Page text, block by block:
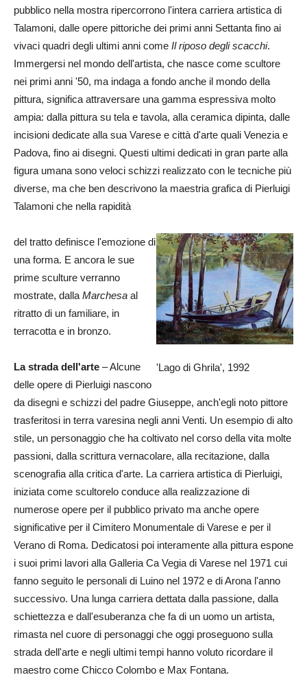
pubblico nella mostra ripercorrono l'intera carriera artistica di
Talamoni, dalle opere pittoriche dei primi anni Settanta fino ai
vivaci quadri degli ultimi anni come Il riposo degli scacchi.
Immergersi nel mondo dell'artista, che nasce come scultore
nei primi anni '50, ma indaga a fondo anche il mondo della
pittura, significa attraversare una gamma espressiva molto
ampia: dalla pittura su tela e tavola, alla ceramica dipinta, dalle
incisioni dedicate alla sua Varese e città d'arte quali Venezia e
Padova, fino ai disegni. Questi ultimi dedicati in gran parte alla
figura umana sono veloci schizzi realizzato con le tecniche più
diverse, ma che ben descrivono la maestria grafica di Pierluigi
Talamoni che nella rapidità
'Lago di Ghrila', 1992
del tratto definisce l'emozione di
una forma. E ancora le sue
prime sculture verranno
mostrate, dalla Marchesa al
ritratto di un familiare, in
terracotta e in bronzo.
La strada dell'arte – Alcune
delle opere di Pierluigi nascono
da disegni e schizzi del padre Giuseppe, anch'egli noto pittore
trasferitosi in terra varesina negli anni Venti. Un esempio di alto
stile, un personaggio che ha coltivato nel corso della vita molte
passioni, dalla scrittura vernacolare, alla recitazione, dalla
scenografia alla critica d'arte. La carriera artistica di Pierluigi,
iniziata come scultorelo conduce alla realizzazione di
numerose opere per il pubblico privato ma anche opere
significative per il Cimitero Monumentale di Varese e per il
Verano di Roma. Dedicatosi poi interamente alla pittura espone
i suoi primi lavori alla Galleria Ca Vegia di Varese nel 1971 cui
fanno seguito le personali di Luino nel 1972 e di Arona l'anno
successivo. Una lunga carriera dettata dalla passione, dalla
schiettezza e dall'esuberanza che fa di un uomo un artista,
rimasta nel cuore di personaggi che oggi proseguono sulla
strada dell'arte e negli ultimi tempi hanno voluto ricordare il
maestro come Chicco Colombo e Max Fontana.